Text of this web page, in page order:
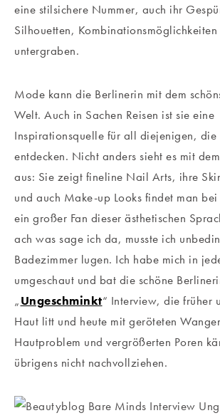
eine stilsichere Nummer, auch ihr
Silhouetten,
untergraben.
Mode kann die Berlinerin mit dem
Welt. Auch in Sachen Reisen ist sie eine
Inspirationsquelle für all diejenigen,
entdecken. Nicht anders sieht es mit
aus: Sie zeigt fineline Nail Arts, ihre
und auch Make-up Looks findet man
ein großer Fan dieser ästhetischen
ach was sage ich da, musste ich
Badezimmer lugen. Ich habe mich in
umgeschaut und bat die schöne
„Ungeschminkt“ Interview, die früher
Haut litt und heute mit geröteten
Hautproblem und vergrößerten Poren
übrigens nicht nachvollziehen.